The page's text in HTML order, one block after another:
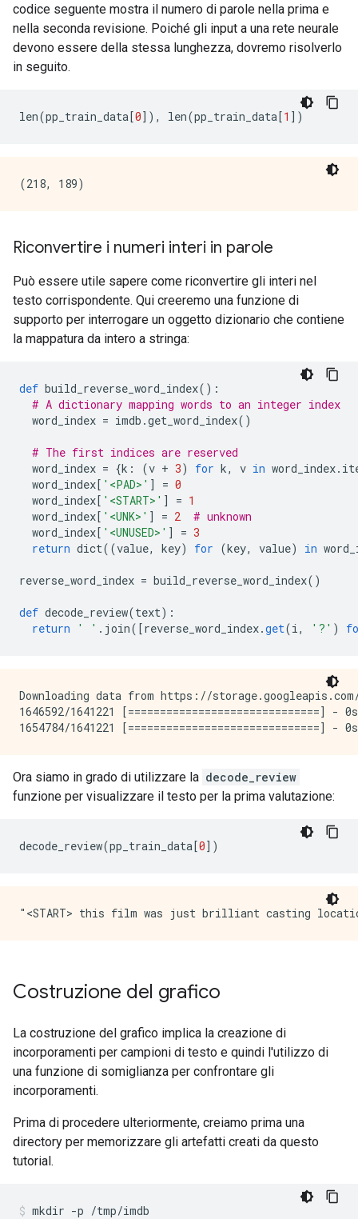
codice seguente mostra il numero di parole nella prima e
nella seconda revisione. Poiché gli input a una rete neurale
devono essere della stessa lunghezza, dovremo risolverlo
in seguito.
len(pp_train_data[0]), len(pp_train_data[1 ])
Riconvertire i numeri interi in parole
Può essere utile sapere come riconvertire gli interi nel
testo corrispondente. Qui creeremo una funzione di
supporto per interrogare un oggetto dizionario che contiene
la mappatura da intero a stringa:
def build_reverse_word_index():
# A dictionary mapping words to an integer index
word_index = imdb .get_word_index()
# The first indices are reserved
word_index = {k : (v + 3) for k, v in word_index.
word_index[ '<PAD>' ] = 0
word_index[ '<START>' ] = 1
word_index[ '<UNK>' ] = 2
# unknown
word_index[ '<UNUSED>' ] = 3
return dict((value, key) for (key, value) in
reverse_word_index = build_reverse_word_index()
def decode_review(text):
return
' ' . join([reverse_word_index.get(i, '?' )
Downloading data from https://
1646592/1641221 [==============================] -
Ora siamo in grado di utilizzare la decode_review
funzione per visualizzare il testo per la prima valutazione:
decode_review(pp_train_data[0])
Costruzione del grafico
La costruzione del grafico implica la creazione di
incorporamenti per campioni di testo e quindi l'utilizzo di
una funzione di somiglianza per confrontare gli
incorporamenti.
Prima di procedere ulteriormente, creiamo prima una
directory per memorizzare gli artefatti creati da questo
tutorial.
mkdir -p /tmp/imdb